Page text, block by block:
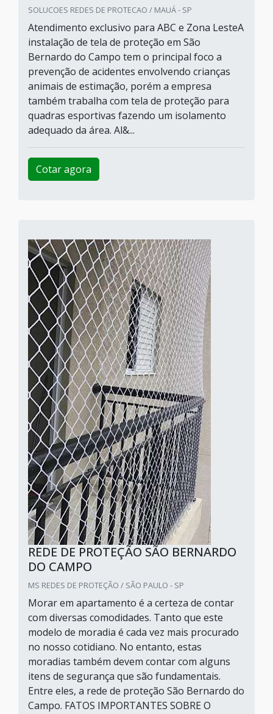
SOLUCOES REDES DE PROTECAO / MAUÁ - SP
Atendimento exclusivo para ABC e Zona LesteA
instalação de tela de proteção em São
Bernardo do Campo tem o principal foco a
prevenção de acidentes envolvendo crianças
animais de estimação, porém a empresa
também trabalha com tela de proteção para
quadras esportivas fazendo um isolamento
adequado da área. Al&...
Cotar agora
REDE DE PROTEÇÃO SÃO BERNARDO
DO CAMPO
MS REDES DE PROTEÇÃO / SÃO PAULO - SP
Morar em apartamento é a certeza de contar
com diversas comodidades. Tanto que este
modelo de moradia é cada vez mais procurado
no nosso cotidiano. No entanto, estas
moradias também devem contar com alguns
itens de segurança que são fundamentais.
Entre eles, a rede de proteção São Bernardo do
Campo. FATOS IMPORTANTES SOBRE O